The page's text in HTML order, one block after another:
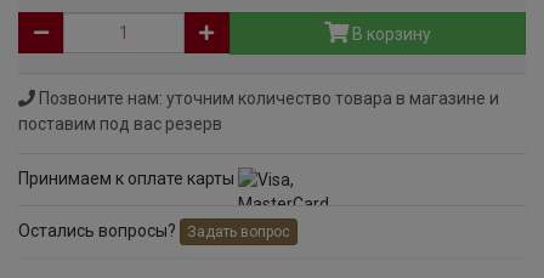
В корзину
Позвоните нам: уточним количество товара в магазине и
поставим под вас резерв
Принимаем к оплате карты
Остались вопросы? Задать вопрос